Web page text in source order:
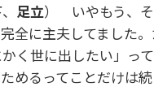
足立） いやもう、そ
全に主夫してました
く世に出したい」っ
めるってことだけは続